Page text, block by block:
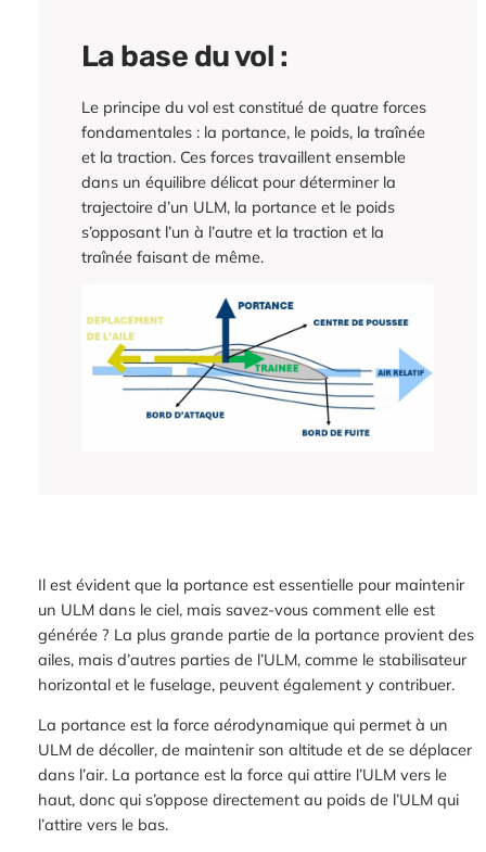
La base du vol :
Le principe du vol est constitué de quatre forces
fondamentales : la portance, le poids, la traînée
et la traction. Ces forces travaillent ensemble
dans un équilibre délicat pour déterminer la
trajectoire d’un ULM, la portance et le poids
s’opposant l’un à l’autre et la traction et la
traînée faisant de même.
Il est évident que la portance est essentielle pour maintenir
un ULM dans le ciel, mais savez-vous comment elle est
générée ? La plus grande partie de la portance provient des
ailes, mais d’autres parties de l’ULM, comme le stabilisateur
horizontal et le fuselage, peuvent également y contribuer.
La portance est la force aérodynamique qui permet à un
ULM de décoller, de maintenir son altitude et de se déplacer
dans l’air. La portance est la force qui attire l’ULM vers le
haut, donc qui s’oppose directement au poids de l’ULM qui
l’attire vers le bas.